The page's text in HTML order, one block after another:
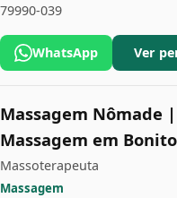
79990-039
WhatsApp Ver
Massagem Nômade
Massagem em
Massoterapeuta
Massagem